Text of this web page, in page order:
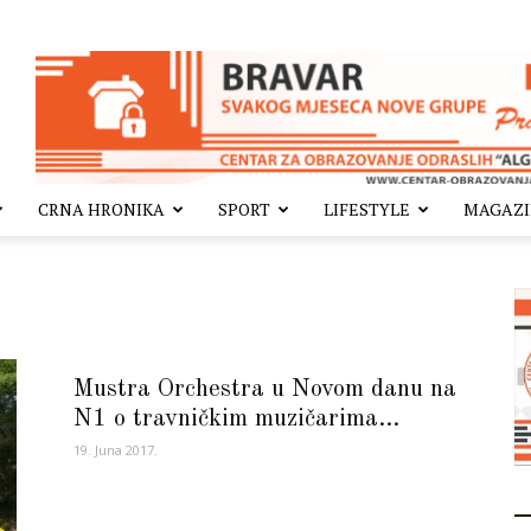
CRNA HRONIKA SPORT LIFESTYLE
Mustra Orchestra u Novom danu na
N1 o travničkim muzičarima…
19. Juna 2017.